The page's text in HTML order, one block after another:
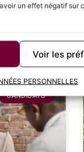
un effet négatif sur
Voir les
PERSONNELLES
CANDIDATS